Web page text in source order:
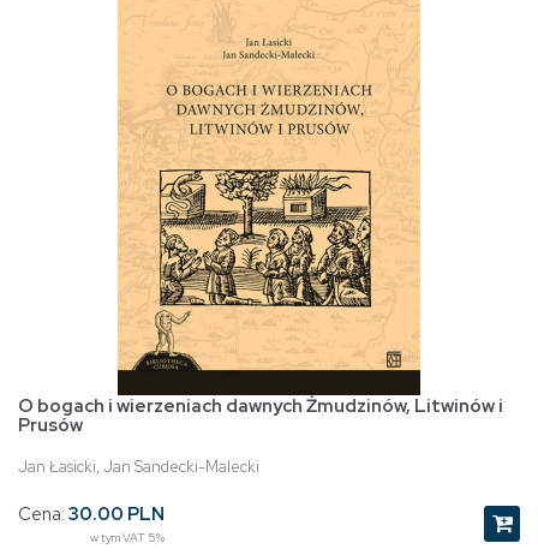
O bogach i wierzeniach dawnych Żmudzinów, Litwinów i
Prusów
Jan Łasicki, Jan Sandecki-Malecki
Cena: 30.00 PLN
w tym VAT 5%